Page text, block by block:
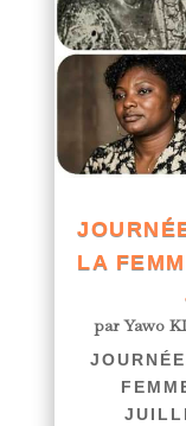
LA
parYawo